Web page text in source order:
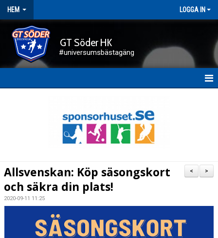
HEM LOGGA IN
GT Söder HK
#universumsbästagäng
KONTAKT
>
<
Allsvenskan: Köp säsongskort
och säkra din plats!
2020-09-11 11:25